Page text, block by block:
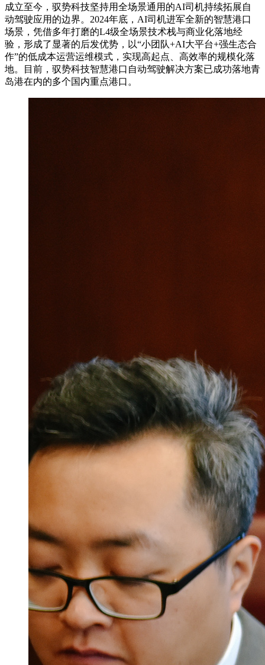
成立至今，驭势科技坚持用全场景通用的AI司机持续拓展自
动驾驶应用的边界。2024年底，AI司机进军全新的智慧港口
场景，凭借多年打磨的L4级全场景技术栈与商业化落地经
验，形成了显著的后发优势，以“小团队+AI大平台+强生态合
作”的低成本运营运维模式，实现高起点、高效率的规模化落
地。目前，驭势科技智慧港口自动驾驶解决方案已成功落地青
岛港在内的多个国内重点港口。